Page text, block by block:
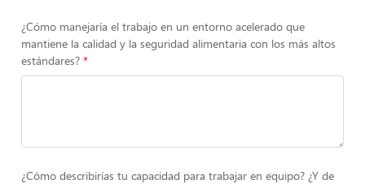
¿Cómo manejaría el trabajo en un entorno acelerado que
mantiene la calidad y la seguridad alimentaria con los más altos
estándares?
¿Cómo describirías tu capacidad para trabajar en equipo? ¿Y de